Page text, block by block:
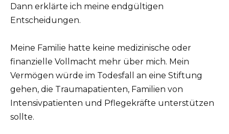
Dann erklärte ich meine endgültigen
Entscheidungen.
Meine Familie hatte keine medizinische oder
finanzielle Vollmacht mehr über mich. Mein
Vermögen würde im Todesfall an eine Stiftung
gehen, die Traumapatienten, Familien von
Intensivpatienten und Pflegekräfte unterstützen
sollte.